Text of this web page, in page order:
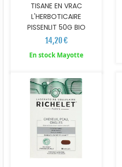
TISANE EN VRAC
L'HERBOTICAIRE
PISSENLIT 50G BIO
14,20 €
En stock Mayotte